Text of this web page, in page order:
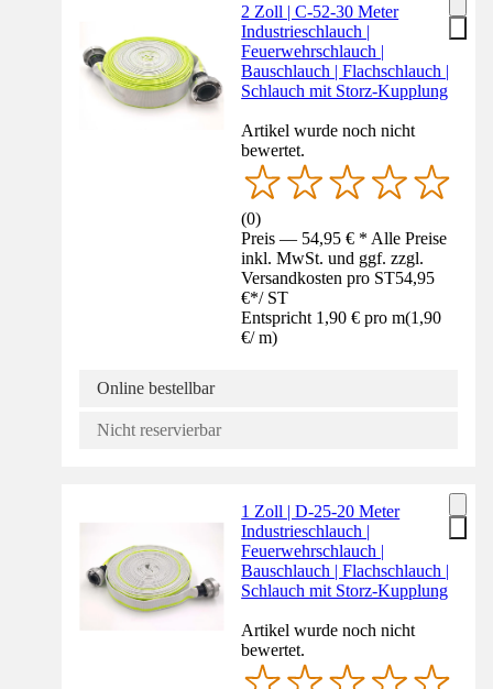
2 Zoll | C-52-30 Meter
Industrieschlauch |
Feuerwehrschlauch |
Bauschlauch | Flachschlauch |
Schlauch mit Storz-Kupplung
Artikel wurde noch nicht
bewertet.
(0)
Preis — 54,95 € * Alle Preise
inkl. MwSt. und ggf. zzgl.
Versandkosten pro ST54,95
€*/ ST
Entspricht 1,90 € pro m(1,90
€/ m)
Online bestellbar
Nicht reservierbar
1 Zoll | D-25-20 Meter
Industrieschlauch |
Feuerwehrschlauch |
Bauschlauch | Flachschlauch |
Schlauch mit Storz-Kupplung
Artikel wurde noch nicht
bewertet.